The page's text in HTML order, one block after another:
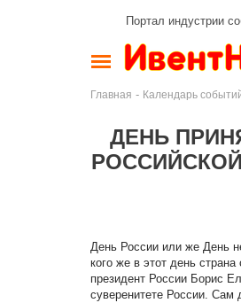
Портал индустрии
Главная - Календарь
ДЕНЬ
День России или же День
кого же в этот день
президент России Борис
суверенитете России.